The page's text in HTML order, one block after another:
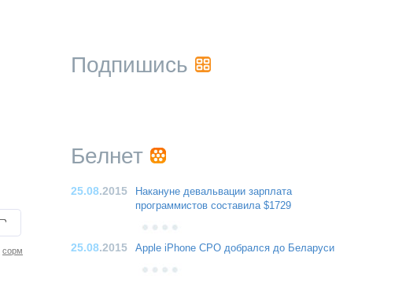
сорм
Подпишись
Белнет
25.08.2015
Накануне девальвации зарплата
программистов составила $1729
25.08.2015 Apple iPhone CPO добрался до Беларуси